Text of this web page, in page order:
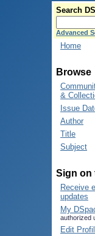
Search
Advanced
Home
Browse
&
Issue
Author
Title
Subject
Sign on
Receive
updates
My
authorized
Edit